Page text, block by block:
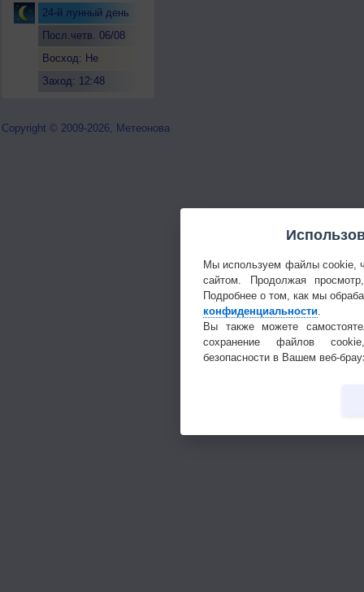
24-й лунный день
Посл.четв. 06/08
Восход: Не
Заход: 12:48
Copyright © 2009-2026, Метеонова
Мы используем файлы cookie,
сайтом. Продолжая
Подробнее о том, как мы
конфиденциальности
Вы также можете
сохранение файлов
безопасности в Вашем веб-